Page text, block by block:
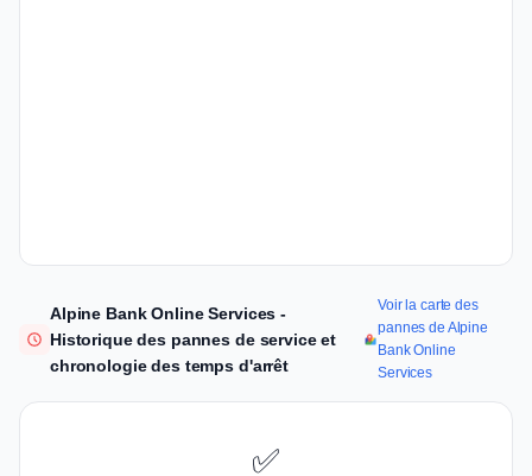
Alpine Bank Online Services -
Historique des pannes de service et
chronologie des temps d'arrêt
Voir la carte des
pannes de Alpine
Bank Online
Services
✅